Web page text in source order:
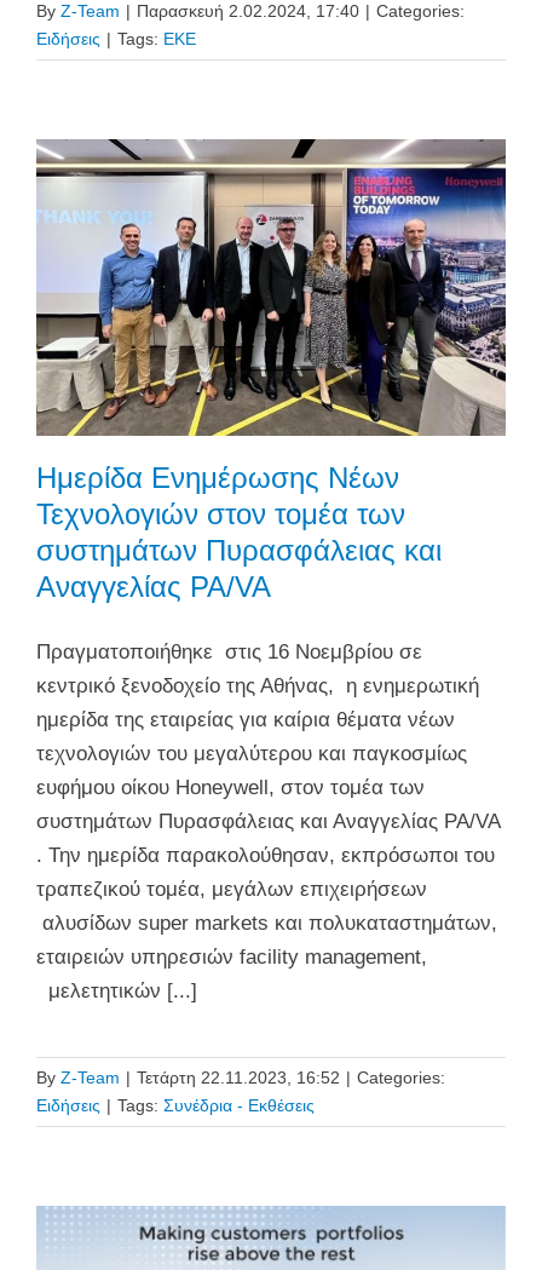
By Z-Team | Παρασκευή 2.02.2024, 17:40 | Categories:
Ειδήσεις | Tags: ΕΚΕ
Ημερίδα Ενημέρωσης Νέων
Τεχνολογιών στον τομέα των
συστημάτων Πυρασφάλειας και
Αναγγελίας PA/VA
Πραγματοποιήθηκε στις 16 Νοεμβρίου σε
κεντρικό ξενοδοχείο της Αθήνας, η ενημερωτική
ημερίδα της εταιρείας για καίρια θέματα νέων
τεχνολογιών του μεγαλύτερου και παγκοσμίως
ευφήμου οίκου Honeywell, στον τομέα των
συστημάτων Πυρασφάλειας και Αναγγελίας PA/VA
. Την ημερίδα παρακολούθησαν, εκπρόσωποι του
τραπεζικού τομέα, μεγάλων επιχειρήσεων
αλυσίδων super markets και πολυκαταστημάτων,
εταιρειών υπηρεσιών facility management,
μελετητικών [...]
By Z-Team | Τετάρτη 22.11.2023, 16:52 | Categories:
Ειδήσεις | Tags: Συνέδρια - Εκθέσεις